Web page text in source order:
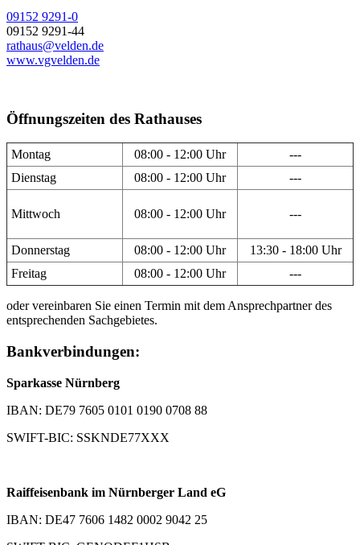
09152 9291-0
09152 9291-44
rathaus@velden.de
www.vgvelden.de
Öffnungszeiten des Rathauses
Montag 08:00 - 12:00 Uhr
---
Dienstag
08:00 - 12:00 Uhr ---
Mittwoch 08:00 - 12:00 Uhr ---
Donnerstag 08:00 - 12:00 Uhr
13:30 - 18:00 Uhr
Freitag
08:00 - 12:00 Uhr ---
oder vereinbaren Sie einen Termin mit dem Ansprechpartner des
entsprechenden Sachgebietes.
Bankverbindungen:
Sparkasse Nürnberg
IBAN: DE79 7605 0101 0190 0708 88
SWIFT-BIC: SSKNDE77XXX
Raiffeisenbank im Nürnberger Land eG
IBAN: DE47 7606 1482 0002 9042 25